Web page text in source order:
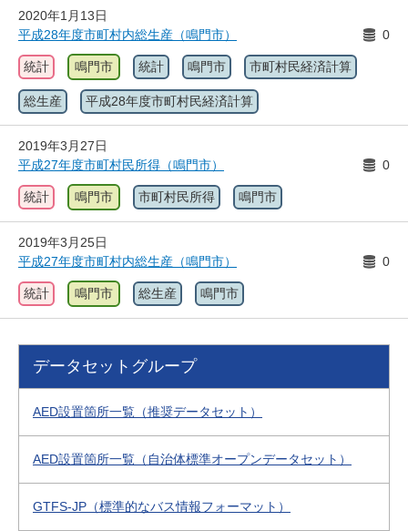
2020年1月13日
平成28年度市町村内総生産（鳴門市）
0
統計 鳴門市 統計 鳴門市 市町村民経済計算
総生産 平成28年度市町村民経済計算
2019年3月27日
平成27年度市町村民所得（鳴門市）
0
統計 鳴門市 市町村民所得 鳴門市
2019年3月25日
平成27年度市町村内総生産（鳴門市）
0
統計 鳴門市 総生産 鳴門市
データセットグループ
AED設置箇所一覧（推奨データセット）
AED設置箇所一覧（自治体標準オープンデータセット）
GTFS-JP（標準的なバス情報フォーマット）